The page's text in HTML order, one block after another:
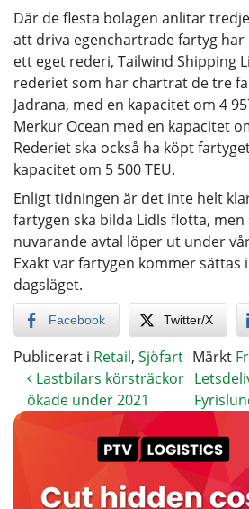
Där de flesta bolagen anlitar
att driva egenchartrade fartyg
ett eget rederi, Tailwind Shipping
rederiet som har chartrat de tre
Jadrana, med en kapacitet om 4
Merkur Ocean med en kapacitet
Rederiet ska också ha köpt
kapacitet om 5 500 TEU.
Enligt tidningen är det inte helt
fartygen ska bilda Lidls flotta, men
nuvarande avtal löper ut under
Exakt var fartygen kommer sättas
dagsläget.
Facebook Twitter/X
Publicerat i Retail, Sjöfart Märkt
Lastbilars körsträckor
ökade under 2021